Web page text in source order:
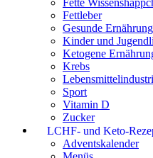
Fettleber
Gesunde Ernährung
Kinder und
Ketogene
Krebs
Sport
Vitamin D
Zucker
LCHF- und Keto-
Adventskalender